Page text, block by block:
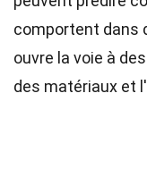
comportent dans
ouvre la voie à
des matériaux et